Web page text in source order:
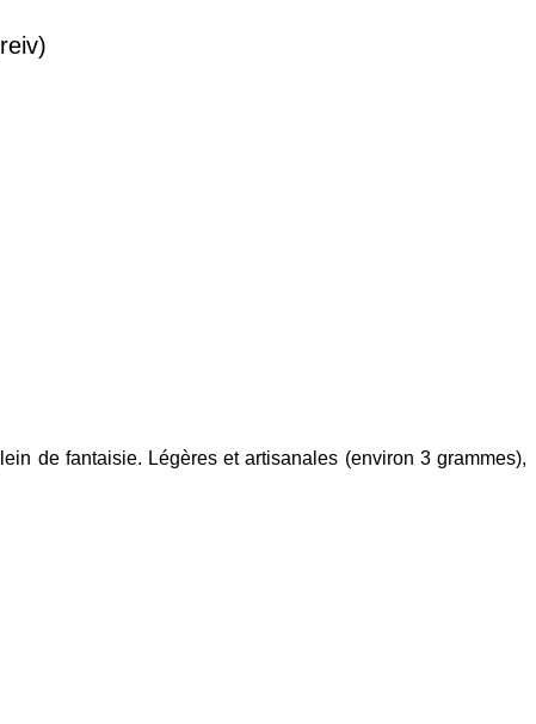
de fantaisie. Légères et artisanales (environ 3 grammes),